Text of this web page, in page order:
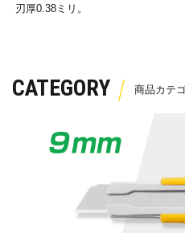
刃厚0.38ミリ。
CATEGORY